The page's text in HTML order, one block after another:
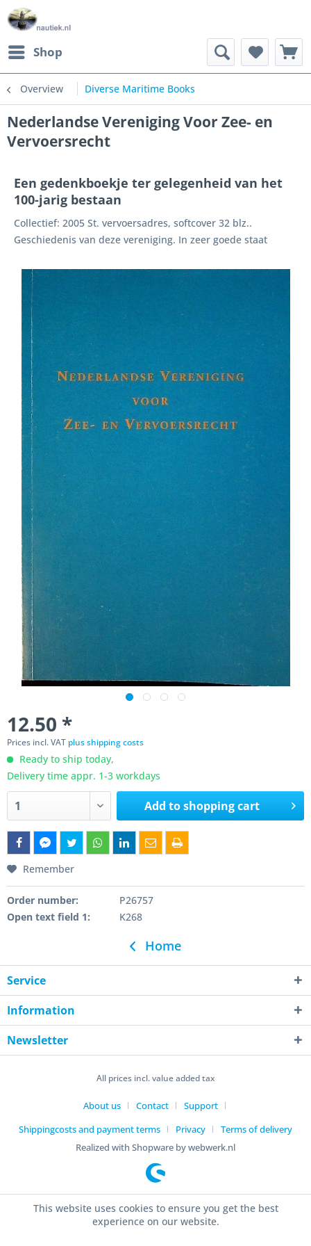
Shop
Overview Diverse Maritime Books
Nederlandse Vereniging Voor Zee- en
Vervoersrecht
Een gedenkboekje ter gelegenheid van het
100-jarig bestaan
Collectief: 2005 St. vervoersadres, softcover 32 blz..
Geschiedenis van deze vereniging. In zeer goede staat
12.50 *
Prices incl. VAT plus shipping costs
Ready to ship today,
Delivery time appr. 1-3 workdays
Add toshopping cart
Remember
Order number:
P26757
Open text field 1:
K268
Home
Service
Information
Newsletter
All prices incl. value added tax
About us Contact
Support
Shippingcosts and payment terms
Privacy
Terms of delivery
Realized with Shopware by webwerk.nl
This website uses cookies to ensure you get the best
experience on our website.